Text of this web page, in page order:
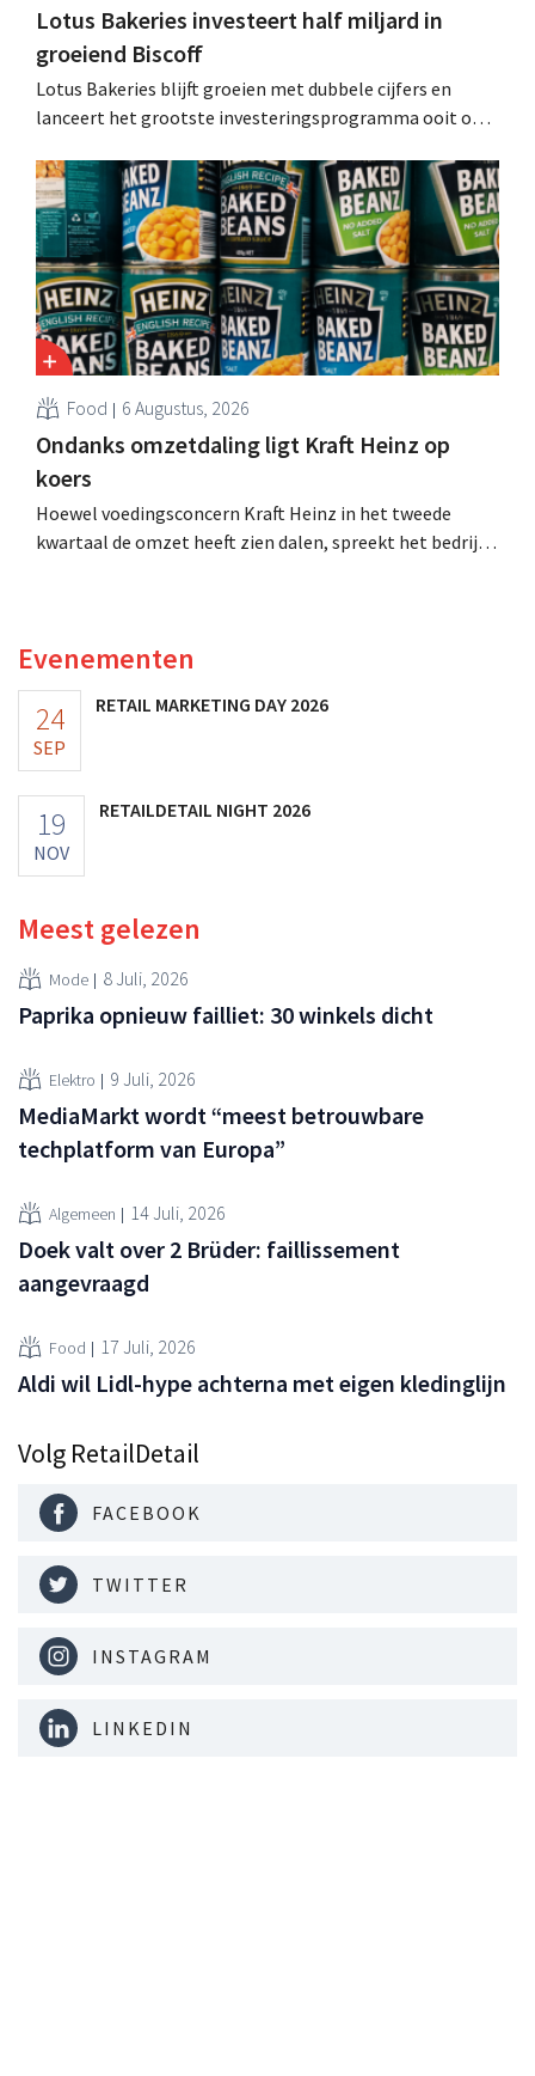
Lotus Bakeries investeert half miljard in
groeiend Biscoff
Lotus Bakeries blijft groeien met dubbele cijfers en
lanceert het grootste investeringsprogramma ooit om
moeten dit momentum grijpen”.
Food 6 Augustus, 2026
Ondanks omzetdaling ligt Kraft Heinz op
koers
Hoewel voedingsconcern Kraft Heinz in het tweede
kwartaal de omzet heeft zien dalen, spreekt het bedrijf
Evenementen
24
SEP
RETAIL MARKETING DAY 2026
19
NOV
RETAILDETAIL NIGHT 2026
Meest gelezen
Mode 8 Juli, 2026
Paprika opnieuw failliet: 30 winkels dicht
Elektro 9 Juli, 2026
MediaMarkt wordt “meest betrouwbare
techplatform van Europa”
Algemeen 14 Juli, 2026
Doek valt over 2 Brüder: faillissement
aangevraagd
Food 17 Juli, 2026
Aldi wil Lidl-hype achterna met eigen kledinglijn
Volg RetailDetail
FACEBOOK
TWITTER
INSTAGRAM
LINKEDIN